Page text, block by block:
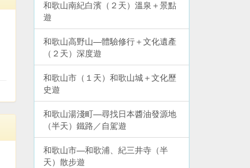
和歌山南紀白濱（２天）溫泉＋景點
遊
和歌山高野山—體驗修行＋文化遺產
（２天）深度遊
和歌山市（１天）和歌山城＋文化歷
史遊
和歌山湯淺町—尋找日本醬油發源地
（半天）鐵路／自駕遊
和歌山市—和歌浦、紀三井寺（半
天）散步遊